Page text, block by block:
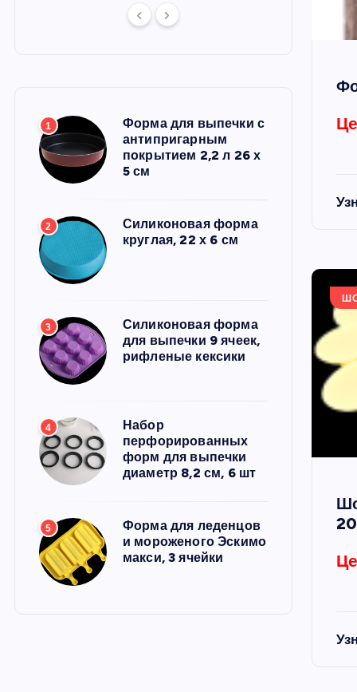
1
Форма для выпечки с
антипригарным
покрытием 2,2 л 26 х
5 см
2
Силиконовая форма
круглая, 22 х 6 см
3
Силиконовая форма
для выпечки 9 ячеек,
рифленые кексики
4
Набор
перфорированных
форм для выпечки
диаметр 8,2 см, 6 шт
5
Форма для леденцов
и мороженого Эскимо
макси, 3 ячейки